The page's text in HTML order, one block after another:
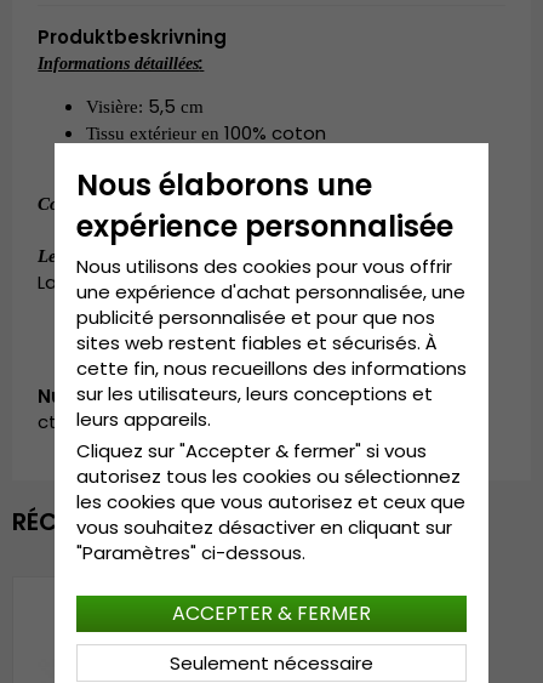
Produktbeskrivning
Informations détaillées:
Visière: 5,5 cm
Tissu extérieur en 100% coton
Composition :100% coton.
Le guide des tailles
Small - 56 cm. Medium - 58 cm.
Large - 60 cm. X-Large - 62 cm.
Numéro d’article:
cth.luke.stone
RÉCEMMENT VU
Nous élaborons une
expérience personnalisée
Nous utilisons des cookies pour vous offrir
une expérience d'achat personnalisée, une
publicité personnalisée et pour que nos
sites web restent fiables et sécurisés. À
cette fin, nous recueillons des informations
sur les utilisateurs, leurs conceptions et
leurs appareils.
Cliquez sur "Accepter & fermer" si vous
autorisez tous les cookies ou sélectionnez
les cookies que vous autorisez et ceux que
vous souhaitez désactiver en cliquant sur
"Paramètres" ci-dessous.
Seulement nécessaire
ACCEPTER & FERMER